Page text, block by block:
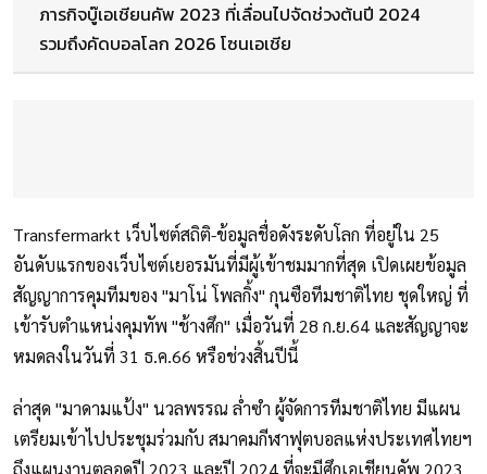
ภารกิจบู๊เอเชียนคัพ 2023 ที่เลื่อนไปจัดช่วงต้นปี 2024
รวมถึงคัดบอลโลก 2026 โซนเอเชีย
Transfermarkt เว็บไซต์สถิติ-ข้อมูลชื่อดังระดับโลก ที่อยู่ใน 25
อันดับแรกของเว็บไซต์เยอรมันที่มีผู้เข้าชมมากที่สุด เปิดเผยข้อมูล
สัญญาการคุมทีมของ "มาโน่ โพลกิ้ง" กุนซือทีมชาติไทย ชุดใหญ่ ที่
เข้ารับตำแหน่งคุมทัพ "ช้างศึก" เมื่อวันที่ 28 ก.ย.64 และสัญญาจะ
หมดลงในวันที่ 31 ธ.ค.66 หรือช่วงสิ้นปีนี้
ล่าสุด "มาดามแป้ง" นวลพรรณ ล่ำซำ ผู้จัดการทีมชาติไทย มีแผน
เตรียมเข้าไปประชุมร่วมกับ สมาคมกีฬาฟุตบอลแห่งประเทศไทยฯ